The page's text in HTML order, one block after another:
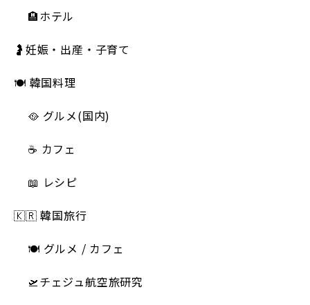
🏨ホテル
🤰妊娠・出産・子育て
🍽 韓国料理
🥘 グルメ(国内)
☕️ カフェ
📖 レシピ
🇰🇷 韓国旅行
🍽 グルメ / カフェ
🛫チェジュ航空旅研究